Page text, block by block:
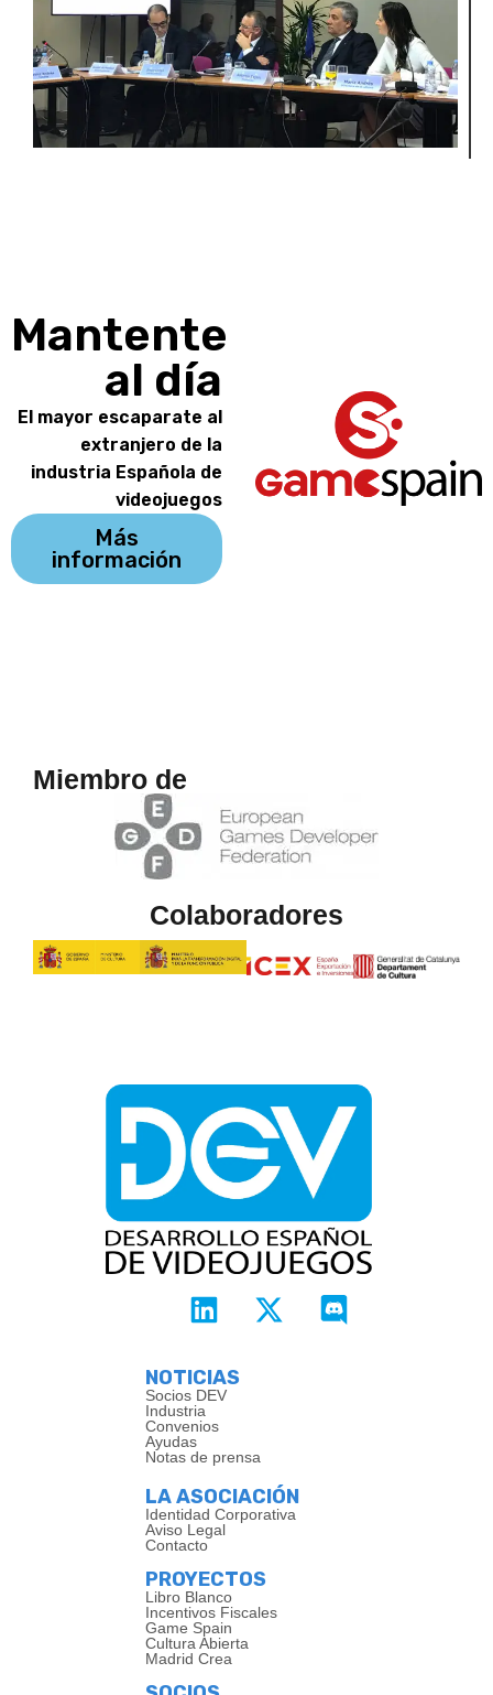
Mantente
al día
El mayor escaparate al
extranjero de la
industria Española de
videojuegos
Más
información
Miembro de
Colaboradores
NOTICIAS
Socios DEV
Industria
Convenios
Ayudas
Notas de prensa
LA ASOCIACIÓN
Identidad Corporativa
Aviso Legal
Contacto
PROYECTOS
Libro Blanco
Incentivos Fiscales
Game Spain
Cultura Abierta
Madrid Crea